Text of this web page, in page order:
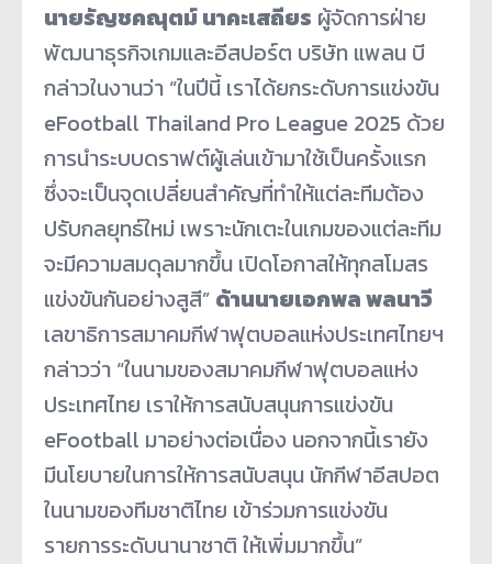
นายรัญชคณุตม์ นาคะเสถียร ผู้จัดการฝ่าย
พัฒนาธุรกิจเกมและอีสปอร์ต บริษัท แพลน บี
กล่าวในงานว่า “ในปีนี้ เราได้ยกระดับการแข่งขัน
eFootball Thailand Pro League 2025 ด้วย
การนำระบบดราฟต์ผู้เล่นเข้ามาใช้เป็นครั้งแรก
ซึ่งจะเป็นจุดเปลี่ยนสำคัญที่ทำให้แต่ละทีมต้อง
ปรับกลยุทธ์ใหม่ เพราะนักเตะในเกมของแต่ละทีม
จะมีความสมดุลมากขึ้น เปิดโอกาสให้ทุกสโมสร
แข่งขันกันอย่างสูสี” ด้านนายเอกพล พลนาวี
เลขาธิการสมาคมกีฬาฟุตบอลแห่งประเทศไทยฯ
กล่าวว่า “ในนามของสมาคมกีฬาฟุตบอลแห่ง
ประเทศไทย เราให้การสนับสนุนการแข่งขัน
eFootball มาอย่างต่อเนื่อง นอกจากนี้เรายัง
มีนโยบายในการให้การสนับสนุน นักกีฬาอีสปอต
ในนามของทีมชาติไทย เข้าร่วมการแข่งขัน
รายการระดับนานาชาติ ให้เพิ่มมากขึ้น”